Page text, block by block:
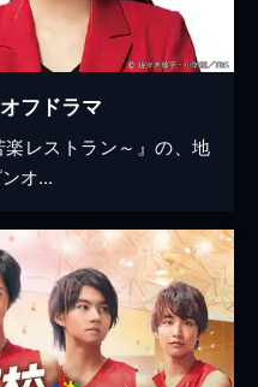
フドラマ
レストラン～』の、地
オ...